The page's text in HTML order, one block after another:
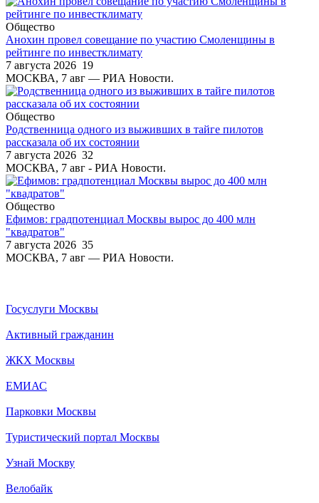
Общество
Анохин провел совещание по участию Смоленщины в
рейтинге по инвестклимату
7 августа 2026 19
МОСКВА, 7 авг — РИА Новости.
Общество
Родственница одного из выживших в тайге пилотов
рассказала об их состоянии
7 августа 2026 32
МОСКВА, 7 авг - РИА Новости.
Общество
Ефимов: градпотенциал Москвы вырос до 400 млн
"квадратов"
7 августа 2026 35
МОСКВА, 7 авг — РИА Новости.
Госуслуги Москвы
Активный гражданин
ЖКХ Москвы
ЕМИАС
Парковки Москвы
Туристический портал Москвы
Узнай Москву
Велобайк